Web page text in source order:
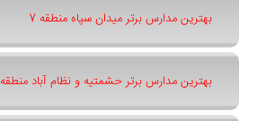
بهترین مدارس برتر میدان سپاه منطقه 7
بهترین مدارس برتر حشمتیه و نظام آباد منطقه 7